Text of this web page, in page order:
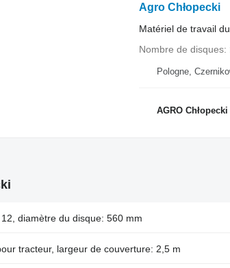
Agro Chłopecki
Matériel de travail
Nombre de disques
Pologne,
AGRO Chłopecki
diamètre du disque: 560 mm
tracteur, largeur de couverture: 2,5 m